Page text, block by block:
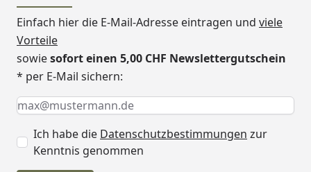
Einfach hier die E-Mail-Adresse eintragen und viele
Vorteile
sowiesofort einen 5,00 CHF Newslettergutschein
* per E-Mail sichern:
Keine Eingabe erforderlich
Eingabe erforderlich
E-Mail *
Ich habe die Datenschutzbestimmungen zur
Kenntnis genommen